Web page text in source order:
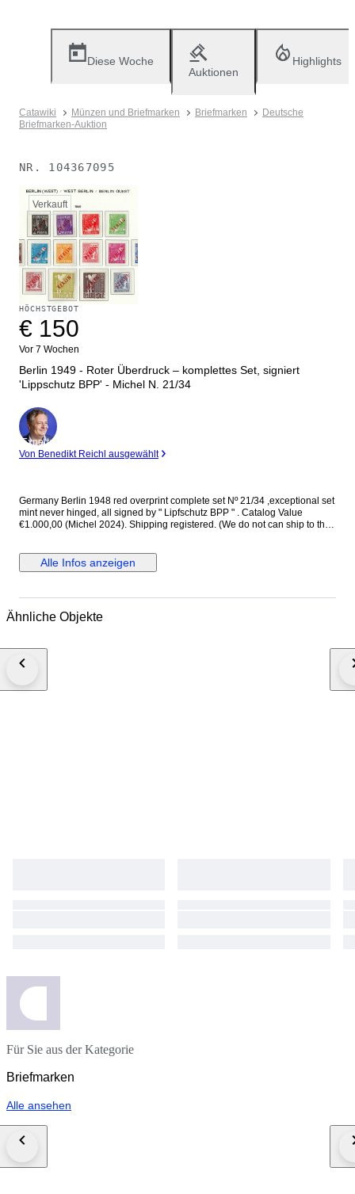
Diese Woche
Auktionen
Highlights
Catawiki Münzen und Briefmarken Briefmarken
Deutsche
Briefmarken-Auktion
NR. 104367095
Verkauft
HÖCHSTGEBOT
€ 150
Vor 7 Wochen
Berlin 1949 - Roter Überdruck – komplettes Set, signiert
'Lippschutz BPP' - Michel N. 21/34
Experte
Von Benedikt Reichl ausgewählt
Germany Berlin 1948 red overprint complete set Nº 21/34 ,exceptional set
mint never hinged, all signed by " Lipfschutz BPP " . Catalog Value
€1.000,00 (Michel 2024). Shipping registered. (We do not can ship to the
Alle Infos anzeigen
Ähnliche Objekte
Für Sie aus der Kategorie
Briefmarken
Alle ansehen